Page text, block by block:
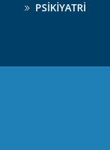
PSİKİYATRİ